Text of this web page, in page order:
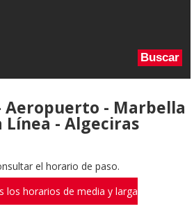
Buscar
Aeropuerto - Marbella
Línea - Algeciras
el horario de paso.
los horarios de media y larga